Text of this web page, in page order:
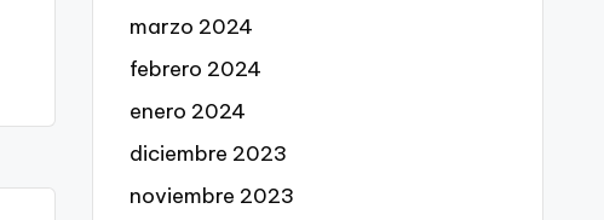
marzo 2024
febrero 2024
enero 2024
diciembre 2023
noviembre 2023